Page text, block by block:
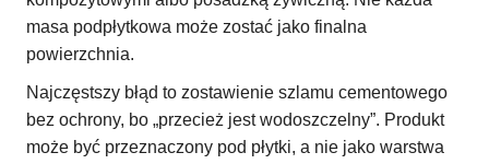
masa podpłytkowa może zostać jako finalna
powierzchnia.
Najczęstszy błąd to zostawienie szlamu cementowego
bez ochrony, bo „przecież jest wodoszczelny”. Produkt
może być przeznaczony pod płytki, a nie jako warstwa